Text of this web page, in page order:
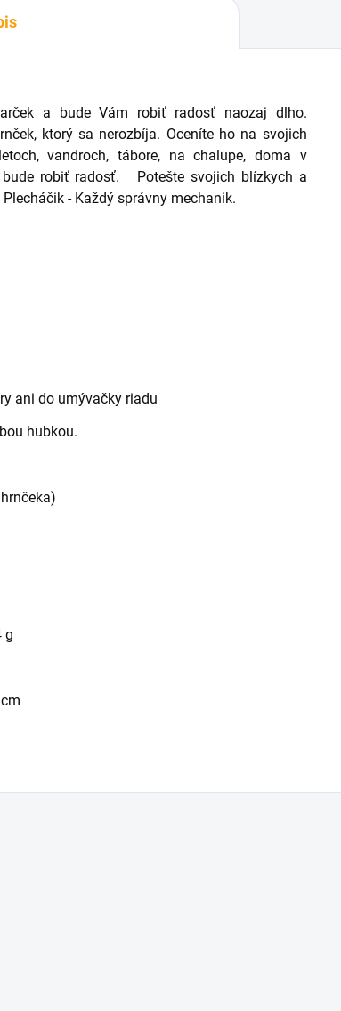
a bude Vám robiť radosť naozaj dlho.
ktorý sa nerozbíja. Oceníte ho na svojich
vandroch, tábore, na chalupe, doma v
robiť radosť.
Potešte svojich blízkych a
- Každý správny mechanik.
ani do umývačky riadu
hubkou.
g